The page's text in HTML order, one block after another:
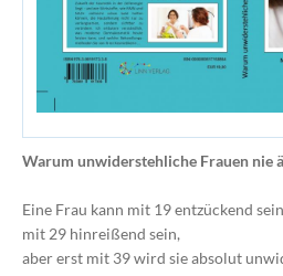
Warum unwiderstehliche Frauen nie
Eine Frau kann mit 19 entzückend
mit 29 hinreißend sein,
aber erst mit 39 wird sie absolut